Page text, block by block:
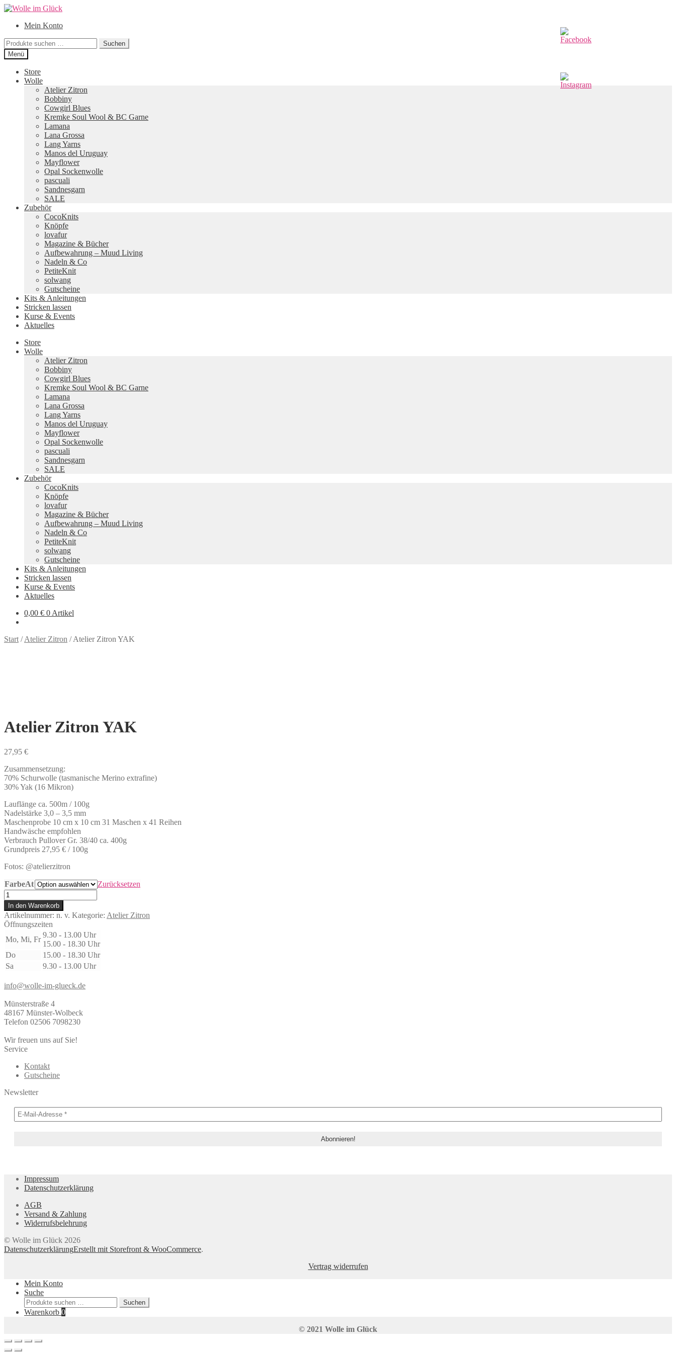
Zur
springen
Zum
springenMein Konto
Suchen
nach:
Suchen
Menü
Store
Wolle
Atelier Zitron
Bobbiny
Cowgirl Blues
Kremke Soul Wool & BC Garne
Lamana
Lana Grossa
Lang Yarns
Manos del Uruguay
Mayflower
Opal Sockenwolle
pascuali
Sandnesgarn
SALE
Zubehör
CocoKnits
Knöpfe
lovafur
Magazine & Bücher
Aufbewahrung – Muud Living
Nadeln & Co
PetiteKnit
solwang
Gutscheine
Kits & Anleitungen
Stricken lassen
Kurse & Events
Aktuelles
Store
Wolle
Atelier Zitron
Bobbiny
Cowgirl Blues
Kremke Soul Wool & BC Garne
Lamana
Lana Grossa
Lang Yarns
Manos del Uruguay
Mayflower
Opal Sockenwolle
pascuali
Sandnesgarn
SALE
Zubehör
CocoKnits
Knöpfe
lovafur
Magazine & Bücher
Aufbewahrung – Muud Living
Nadeln & Co
PetiteKnit
solwang
Gutscheine
Kits & Anleitungen
Stricken lassen
Kurse & Events
Aktuelles
0,00 € 0 Artikel
Start /Atelier Zitron /Atelier Zitron YAK
Atelier Zitron YAK
27,95 €
Zusammensetzung:
70% Schurwolle (tasmanische Merino extrafine)
30% Yak (16 Mikron)
Lauflänge ca. 500m / 100g
Nadelstärke 3,0 – 3,5 mm
Maschenprobe 10 cm x 10 cm 31 Maschen x 41 Reihen
Handwäsche empfohlen
Verbrauch Pullover Gr. 38/40 ca. 400g
Grundpreis 27,95 € / 100g
Fotos: @atelierzitron
FarbeAt
Zurücksetzen
Atelier
Zitron
YAK
Menge
In den Warenkorb
Artikelnummer: n. v. Kategorie: Atelier Zitron
Öffnungszeiten
Mo, Mi, Fr
9.30 - 13.00 Uhr
15.00 - 18.30 Uhr
Do
15.00 - 18.30 Uhr
Sa
9.30 - 13.00 Uhr
info@wolle-im-glueck.de
Münsterstraße 4
48167 Münster-Wolbeck
Telefon 02506 7098230
Wir freuen uns auf Sie!
Service
Kontakt
Gutscheine
Newsletter
Impressum
Datenschutzerklärung
AGB
Versand & Zahlung
Widerrufsbelehrung
© Wolle im Glück 2026
DatenschutzerklärungErstellt mit Storefront & WooCommerce.
Vertrag widerrufen
Mein Konto
Suche
Suchen
nach:
Suchen
Warenkorb 0
© 2021 Wolle im Glück